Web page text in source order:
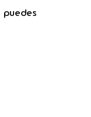
puedes